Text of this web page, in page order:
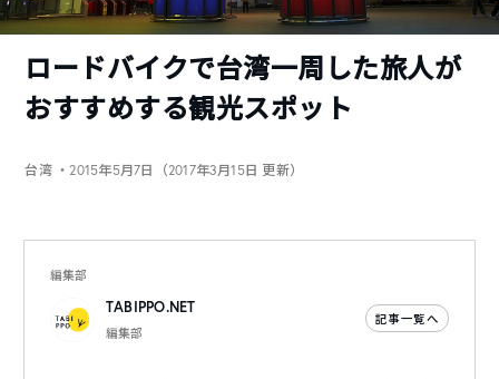
ロードバイクで台湾一周した旅人が
おすすめする観光スポット
台湾 ・2015年5月7日（2017年3月15日 更新）
編集部
TABIPPO.NET
編集部
記事一覧へ